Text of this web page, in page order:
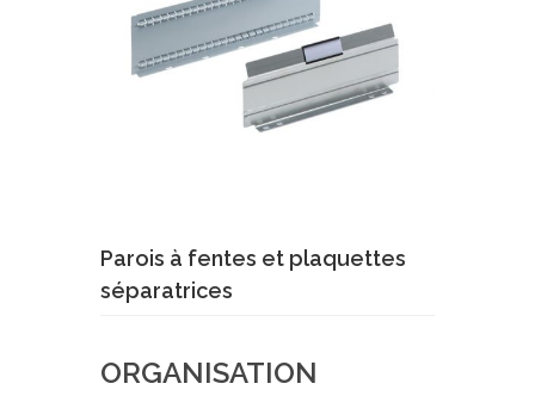
Demande de devis
Parois à fentes et plaquettes
séparatrices
ORGANISATION